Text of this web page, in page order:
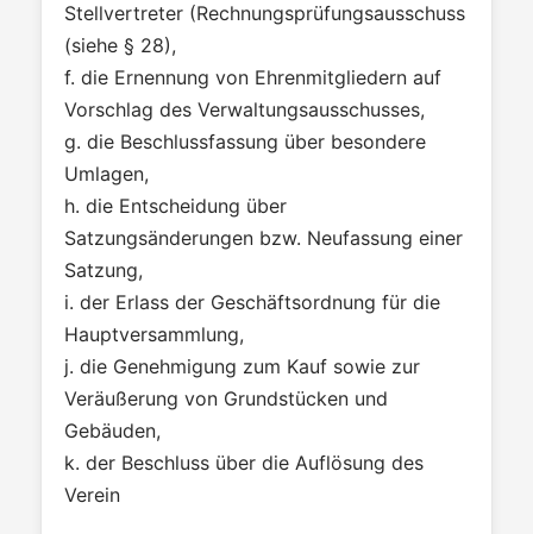
Stellvertreter (Rechnungsprüfungsausschuss
(siehe § 28),
f. die Ernennung von Ehrenmitgliedern auf
Vorschlag des Verwaltungsausschusses,
g. die Beschlussfassung über besondere
Umlagen,
h. die Entscheidung über
Satzungsänderungen bzw. Neufassung einer
Satzung,
i. der Erlass der Geschäftsordnung für die
Hauptversammlung,
j. die Genehmigung zum Kauf sowie zur
Veräußerung von Grundstücken und
Gebäuden,
k. der Beschluss über die Auflösung des
Verein